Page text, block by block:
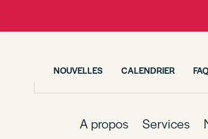
NOUVELLES CALENDRIER FAQ
A propos Services